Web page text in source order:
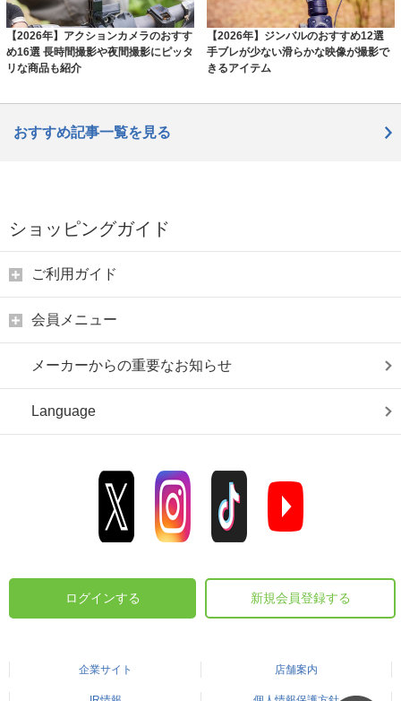
【2026年】アクションカメラのおすす
め16選 長時間撮影や夜間撮影にピッタ
リな商品も紹介
【2026年】ジンバルのおすすめ12選
手ブレが少ない滑らかな映像が撮影で
きるアイテム
おすすめ記事一覧を見る
ショッピングガイド
ご利用ガイド
会員メニュー
メーカーからの重要なお知らせ
Language
ログインする 新規会員登録する
企業サイト 店舗案内